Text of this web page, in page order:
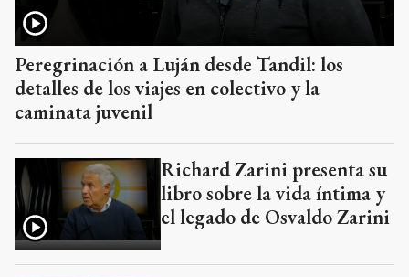
Peregrinación a Luján desde Tandil: los
detalles de los viajes en colectivo y la
caminata juvenil
Richard Zarini presenta su
libro sobre la vida íntima y
el legado de Osvaldo Zarini